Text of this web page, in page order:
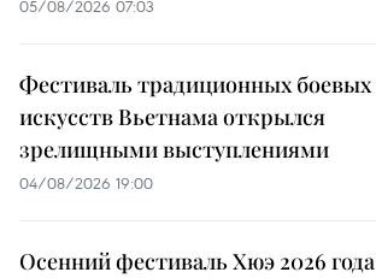
05/08/2026 07:03
Фестиваль традиционных боевых
искусств Вьетнама открылся
зрелищными выступлениями
04/08/2026 19:00
Осенний фестиваль Хюэ 2026 года